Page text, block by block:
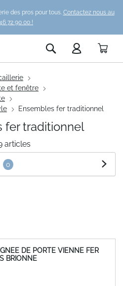
des pros pour tous. Contactez nous au
72 90 00 !
Rechercher
et fenêtre
Ensembles fer traditionnel
articles
fer traditionnel
DE PORTE VIENNE FER
BRIONNE